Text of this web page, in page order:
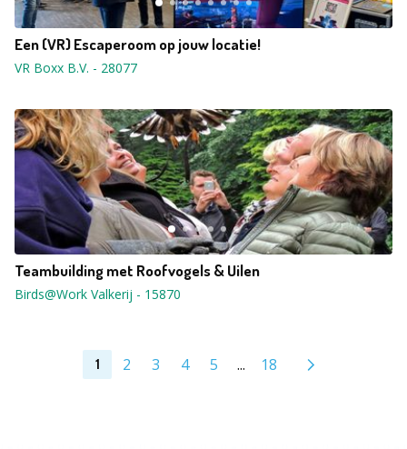
Een (VR) Escaperoom op jouw locatie!
VR Boxx B.V. - 28077
Teambuilding met Roofvogels & Uilen
Birds@Work Valkerij - 15870
1 2 3 4 5 ... 18